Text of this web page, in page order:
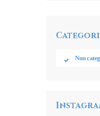
Non